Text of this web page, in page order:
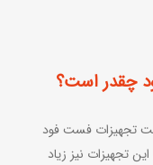
چقدر است؟
تجهیزات فست فود
تجهیزات نیز زیاد